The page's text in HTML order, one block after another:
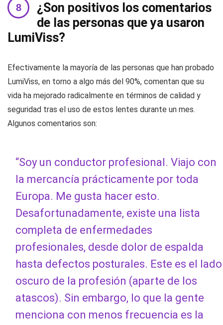
¿Son positivos los comentarios
de las personas que ya usaron
LumiViss?
Efectivamente la mayoría de las personas que han probado
LumiViss, en torno a algo más del 90%, comentan que su
vida ha mejorado radicalmente en términos de calidad y
seguridad tras el uso de estos lentes durante un mes.
Algunos comentarios son:
“Soy un conductor profesional. Viajo con
la mercancía prácticamente por toda
Europa. Me gusta hacer esto.
Desafortunadamente, existe una lista
completa de enfermedades
profesionales, desde dolor de espalda
hasta defectos posturales. Este es el lado
oscuro de la profesión (aparte de los
atascos). Sin embargo, lo que la gente
menciona con menos frecuencia es la